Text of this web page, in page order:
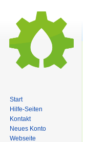
Start
Hilfe-Seiten
Kontakt
Neues Konto
Webseite